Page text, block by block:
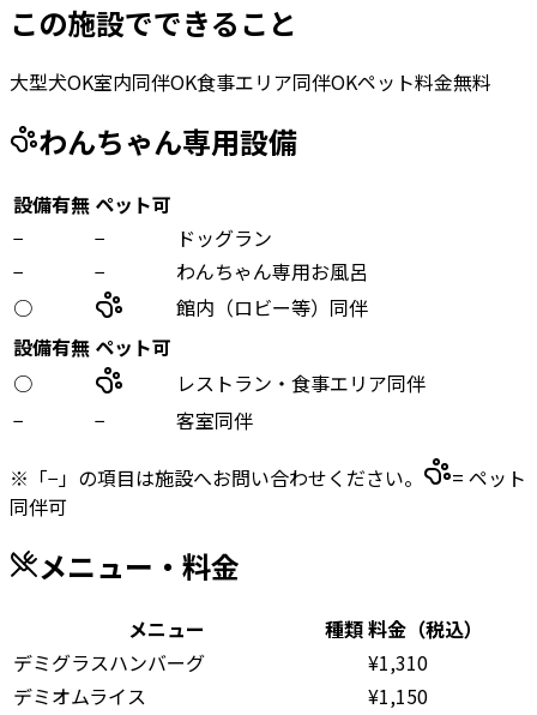
この施設でできること
大型犬OK室内同伴OK食事エリア同伴OKペット料金無料
わんちゃん専用設備
設備有無 ペット可
−
−
ドッグラン
−
−
わんちゃん専用お風呂
○
館内（ロビー等）同伴
設備有無 ペット可
○
レストラン・食事エリア同伴
−
−
客室同伴
※「−」の項目は施設へお問い合わせください。
= ペット
同伴可
メニュー・料金
メニュー 種類料金（税込）
デミグラスハンバーグ
¥1,310
デミオムライス
¥1,150